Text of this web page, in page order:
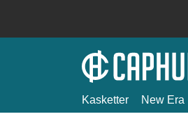
Kasketter New Era